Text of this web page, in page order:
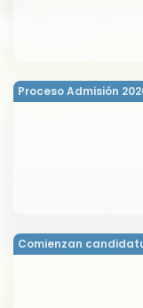
Proceso Admisión
Comienzan